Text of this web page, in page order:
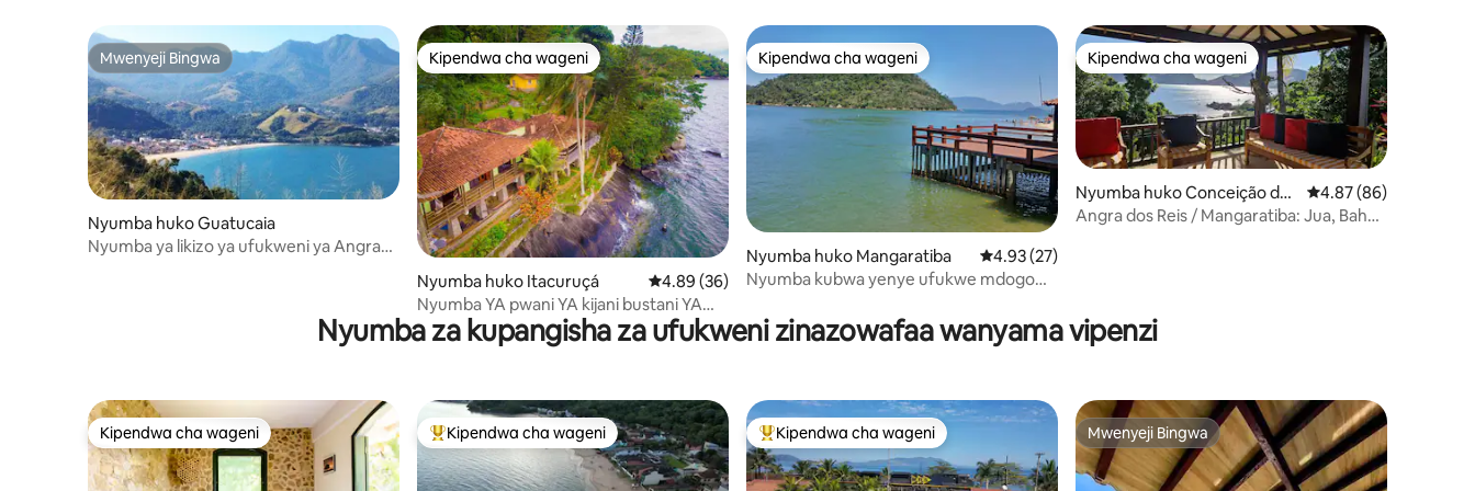
Mwenyeji Bingwa
Mwenyeji Bingwa
Nyumba huko Guatucaia
Nyumba ya likizo ya ufukweni ya Angra
Kipendwa cha wageni
Kipendwa cha wageni
Nyumba huko Itacuruçá Ukadiriaji wa wastani wa 4.89 kati ya 5, tathmini 36
4.89 (36)
Nyumba YA pwani YA kijani bustani YA
pwani!!!
Kipendwa cha wageni
Kipendwa cha wageni
Nyumba huko Mangaratiba Ukadiriaji wa wastani wa 4.93 kati ya 5, tathmini 27
4.93 (27)
Nyumba kubwa yenye ufukwe mdogo
Kipendwa cha wageni
Kipendwa cha wageni
Nyumba huko Conceição de
Jacareí
Ukadiriaji wa wastani
4.87 (86)
Angra dos Reis / Mangaratiba: Jua, Bahari
Nyumba za kupangisha za ufukweni zinazowafaa wanyama vipenzi
Kipendwa cha wageni
Kipendwa cha wageni Kipendwa maarufu cha wageni
Kipendwa cha wageni Kipendwa maarufu cha wageni
Kipendwa cha wageni Mwenyeji Bingwa
Mwenyeji Bingwa